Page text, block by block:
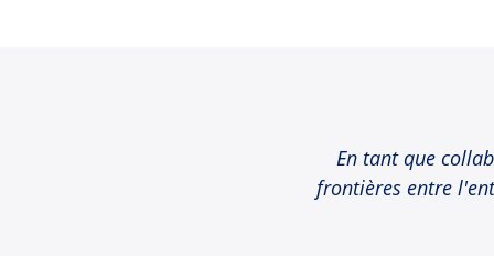
En tant que
frontières entre